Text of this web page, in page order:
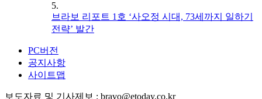
5.
브라보 리포트 1호 ‘사오정 시대, 73세까지 일하기
전략’ 발간
PC버전
공지사항
사이트맵
보도자료 및 기사제보 : bravo@etoday.co.kr